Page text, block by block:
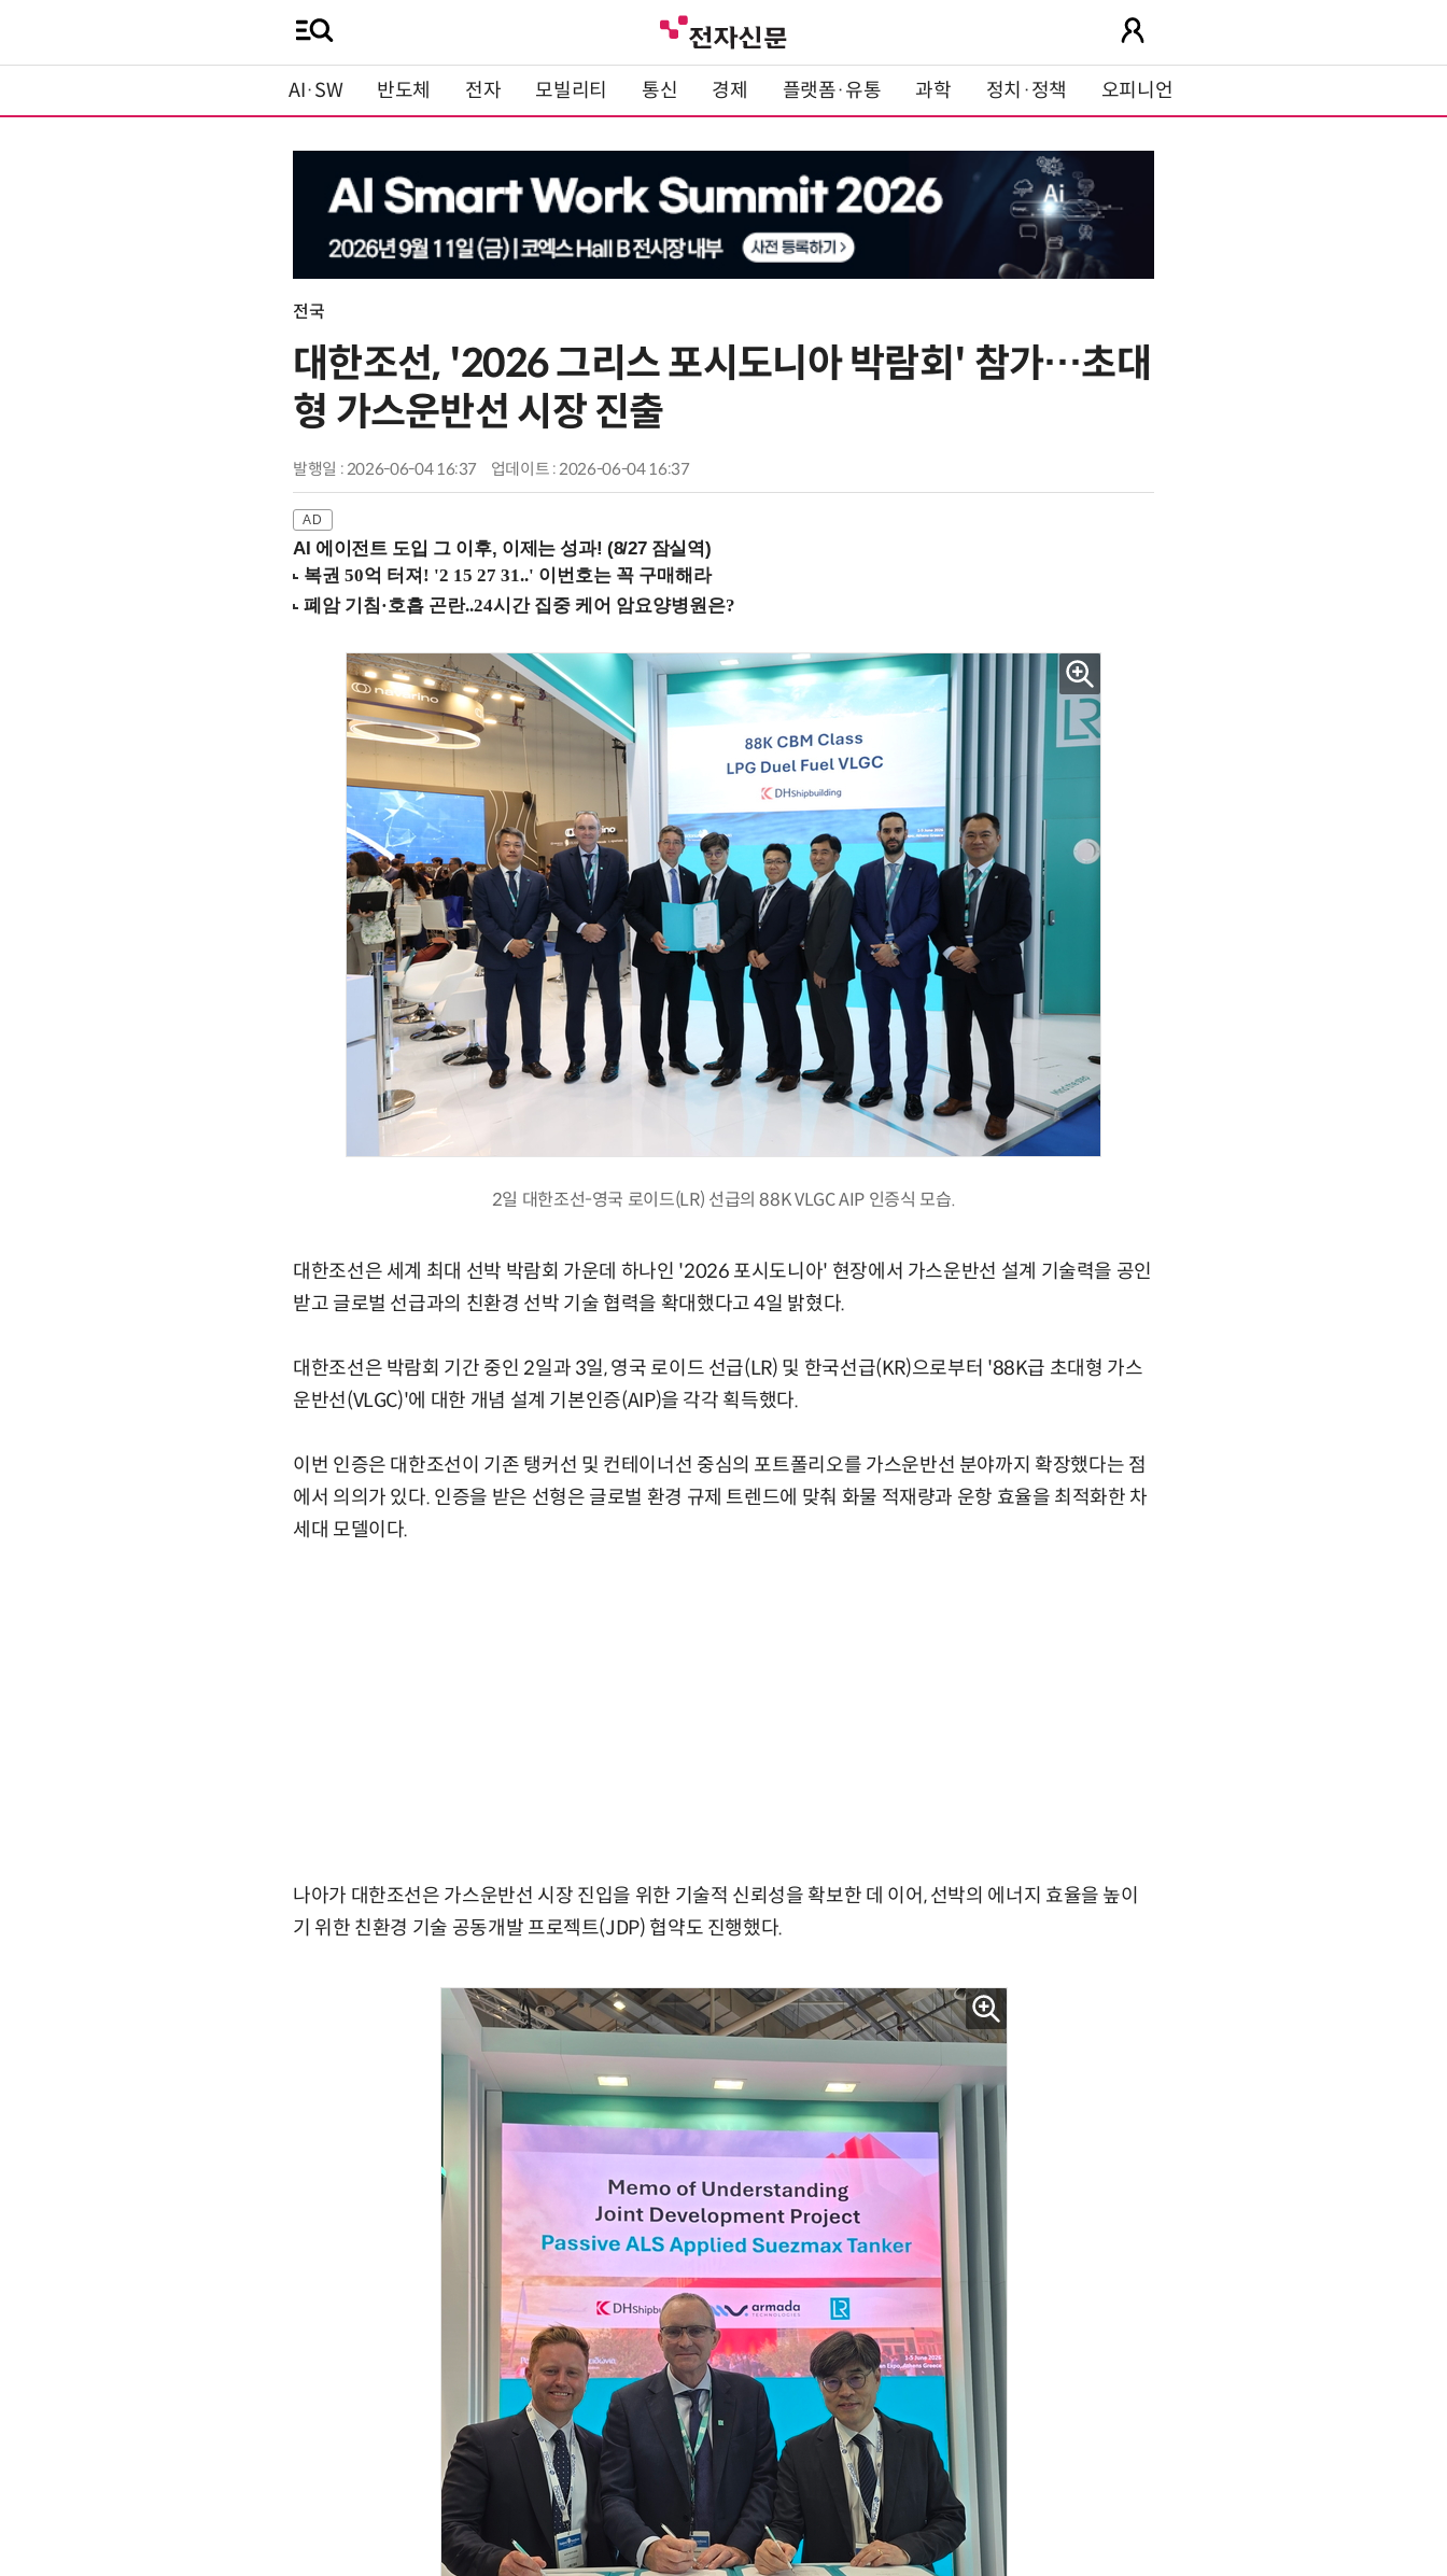
AI·SW 반도체 전자 모빌리티 통신 경제 플랫폼·유통 과학 정치·정책 오피니언
전국
대한조선, '2026 그리스 포시도니아 박람회' 참가…초대
형 가스운반선 시장 진출
발행일 : 2026-06-04 16:37 업데이트 : 2026-06-04 16:37
AI 에이전트 도입 그 이후, 이제는 성과! (8/27 잠실역)
2일 대한조선-영국 로이드(LR) 선급의 88K VLGC AIP 인증식 모습.
대한조선은 세계 최대 선박 박람회 가운데 하나인 '2026 포시도니아' 현장에서 가스운반선 설계 기술력을 공인
받고 글로벌 선급과의 친환경 선박 기술 협력을 확대했다고 4일 밝혔다.
대한조선은 박람회 기간 중인 2일과 3일, 영국 로이드 선급(LR) 및 한국선급(KR)으로부터 '88K급 초대형 가스
운반선(VLGC)'에 대한 개념 설계 기본인증(AIP)을 각각 획득했다.
이번 인증은 대한조선이 기존 탱커선 및 컨테이너선 중심의 포트폴리오를 가스운반선 분야까지 확장했다는 점
에서 의의가 있다. 인증을 받은 선형은 글로벌 환경 규제 트렌드에 맞춰 화물 적재량과 운항 효율을 최적화한 차
세대 모델이다.
나아가 대한조선은 가스운반선 시장 진입을 위한 기술적 신뢰성을 확보한 데 이어, 선박의 에너지 효율을 높이
기 위한 친환경 기술 공동개발 프로젝트(JDP) 협약도 진행했다.